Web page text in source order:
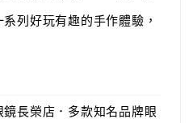
列好玩有趣的手作體驗，
長榮店．多款知名品牌眼